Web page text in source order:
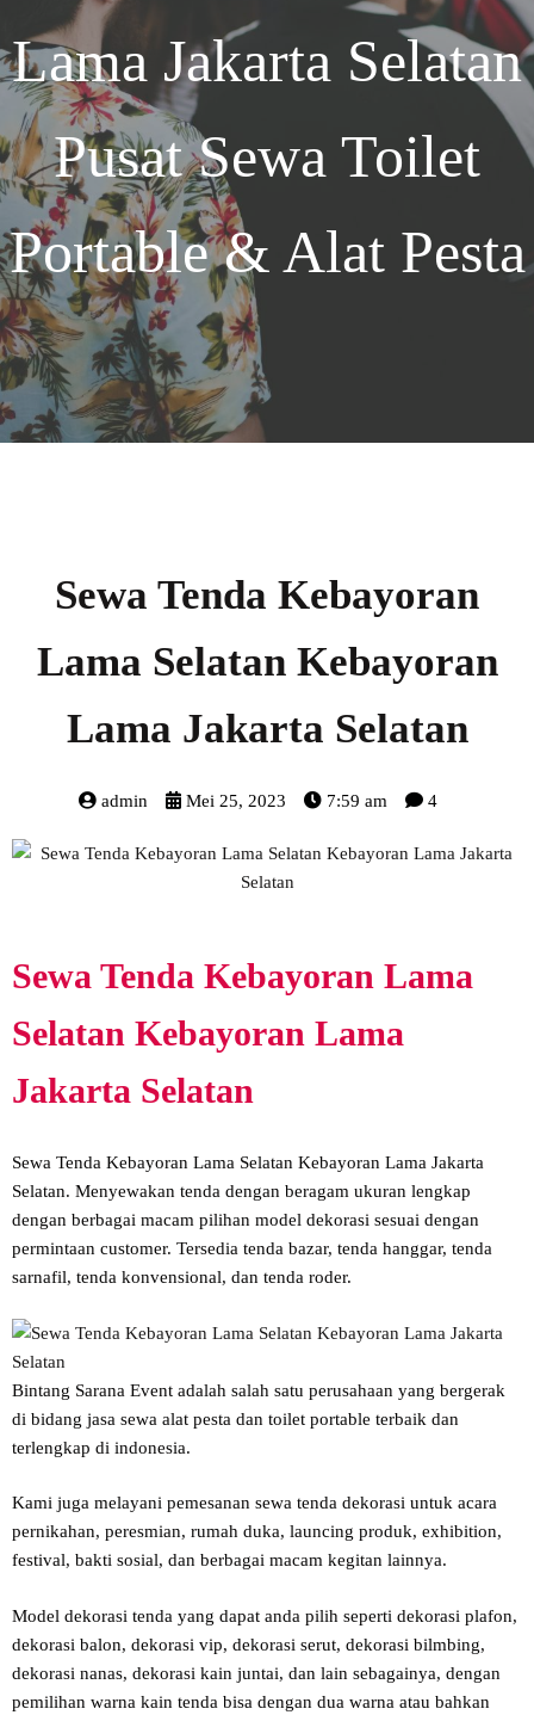
Lama Jakarta Selatan
Pusat Sewa Toilet
Portable & Alat Pesta
Sewa Tenda Kebayoran
Lama Selatan Kebayoran
Lama Jakarta Selatan
admin Mei 25, 2023 7:59 am 4
Sewa Tenda Kebayoran Lama
Selatan Kebayoran Lama
Jakarta Selatan
Sewa Tenda Kebayoran Lama Selatan Kebayoran Lama Jakarta
Selatan. Menyewakan tenda dengan beragam ukuran lengkap
dengan berbagai macam pilihan model dekorasi sesuai dengan
permintaan customer. Tersedia tenda bazar, tenda hanggar, tenda
sarnafil, tenda konvensional, dan tenda roder.
Bintang Sarana Event adalah salah satu perusahaan yang bergerak
di bidang jasa sewa alat pesta dan toilet portable terbaik dan
terlengkap di indonesia.
Kami juga melayani pemesanan sewa tenda dekorasi untuk acara
pernikahan, peresmian, rumah duka, launcing produk, exhibition,
festival, bakti sosial, dan berbagai macam kegitan lainnya.
Model dekorasi tenda yang dapat anda pilih seperti dekorasi plafon,
dekorasi balon, dekorasi vip, dekorasi serut, dekorasi bilmbing,
dekorasi nanas, dekorasi kain juntai, dan lain sebagainya, dengan
pemilihan warna kain tenda bisa dengan dua warna atau bahkan